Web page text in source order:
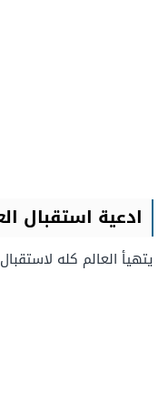
ادعية استقبال
يتهيأ العالم كله لاستقبال العام 2026 الجديد، والذي تبقى على قدومه أيام معدودة، وفيما يأتي سوف يتم تقديم مجموعة